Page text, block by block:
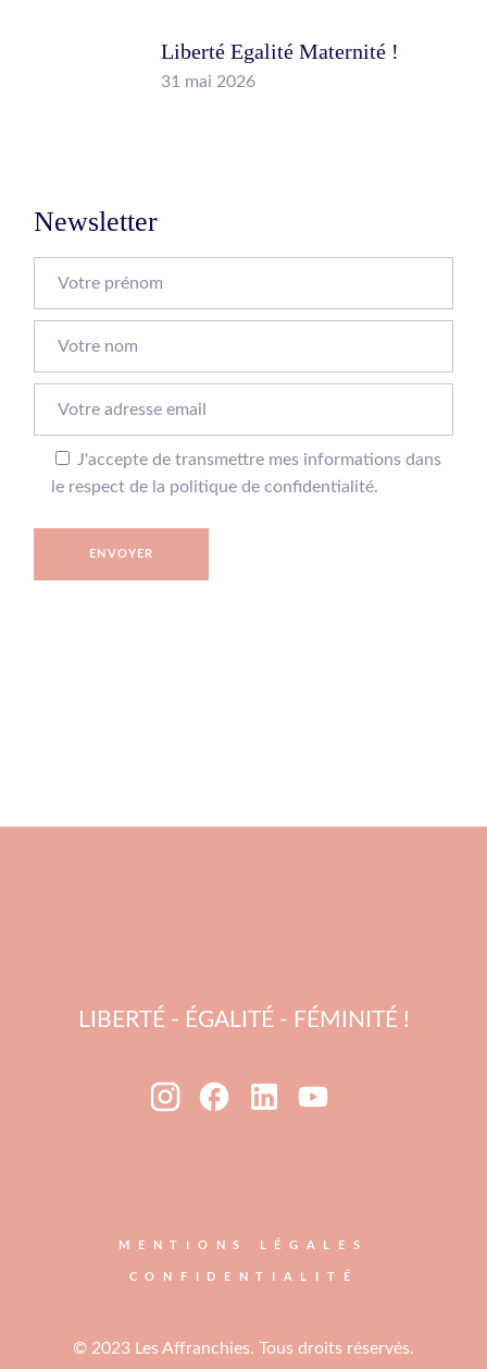
Liberté Egalité Maternité !
31 mai 2026
Newsletter
J'accepte de transmettre mes informations dans
le respect de la politique de confidentialité.
ENVOYER
LIBERTÉ - ÉGALITÉ - FÉMINITÉ !
MENTIONS LÉGALES
CONFIDENTIALITÉ
© 2023 Les Affranchies. Tous droits réservés.